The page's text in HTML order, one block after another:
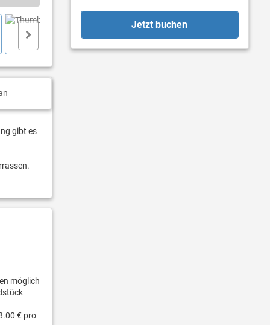
gibt es
möglich
€ pro
Jetzt buchen